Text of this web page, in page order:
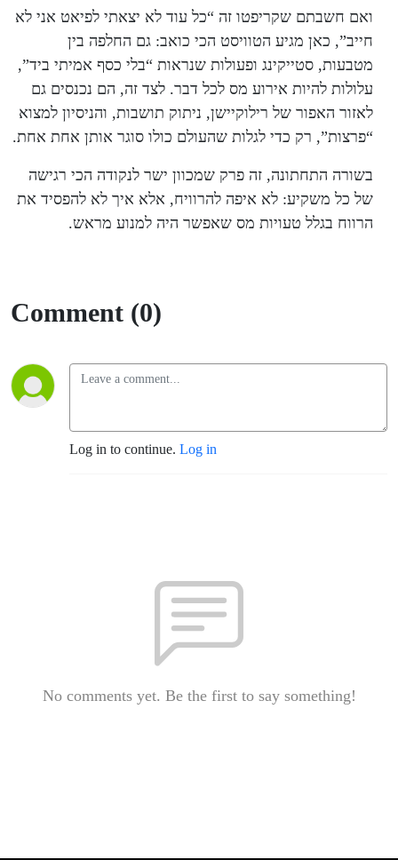
ואם חשבתם שקריפטו זה “כל עוד לא יצאתי לפיאט אני לא
חייב”, כאן מגיע הטוויסט הכי כואב: גם החלפה בין
מטבעות, סטייקינג ופעולות שנראות “בלי כסף אמיתי ביד”,
עלולות להיות אירוע מס לכל דבר. לצד זה, הם נכנסים גם
לאזור האפור של רילוקיישן, ניתוק תושבות, והניסיון למצוא
“פרצות”, רק כדי לגלות שהעולם כולו סוגר אותן אחת אחת.
בשורה התחתונה, זה פרק שמכוון ישר לנקודה הכי רגישה
של כל משקיע: לא איפה להרוויח, אלא איך לא להפסיד את
הרווח בגלל טעויות מס שאפשר היה למנוע מראש.
Comment (0)
Log in to continue. Log in
No comments yet. Be the first to say something!